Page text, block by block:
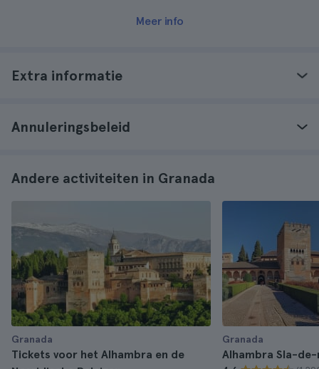
Meer info
Extra informatie
Annuleringsbeleid
Andere activiteiten in Granada
Granada
Tickets voor het Alhambra en de
Granada
Alhambra Sla-